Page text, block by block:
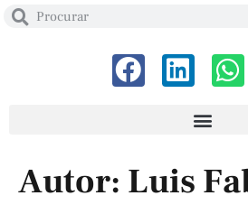
Autor: Luis